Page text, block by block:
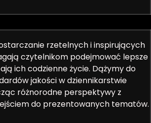
rzetelnych i inspirujących
czytelnikom podejmować lepsze
ich codzienne życie. Dążymy do
jakości w dziennikarstwie
różnorodne perspektywy z
do prezentowanych tematów.